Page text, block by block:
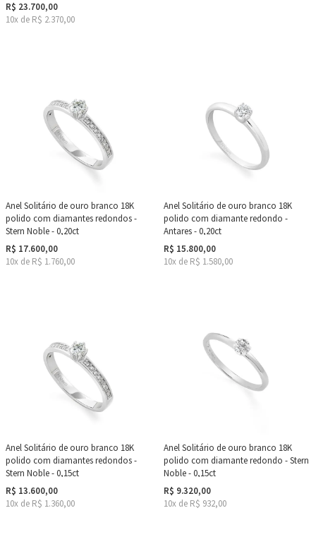
R$ 23.700,00
10x de R$ 2.370,00
Anel Solitário de ouro branco 18K
polido com diamantes redondos -
Stern Noble - 0,20ct
R$ 17.600,00
10x de R$ 1.760,00
Anel Solitário de ouro branco 18K
polido com diamante redondo -
Antares - 0,20ct
R$ 15.800,00
10x de R$ 1.580,00
Anel Solitário de ouro branco 18K
polido com diamantes redondos -
Stern Noble - 0,15ct
R$ 13.600,00
10x de R$ 1.360,00
Anel Solitário de ouro branco 18K
polido com diamante redondo - Stern
Noble - 0,15ct
R$ 9.320,00
10x de R$ 932,00